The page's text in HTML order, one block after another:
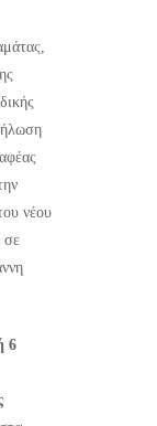
νέου
σε
6